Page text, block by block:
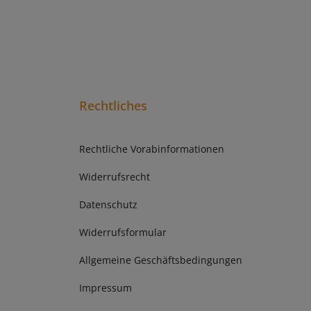
Rechtliches
Rechtliche Vorabinformationen
Widerrufsrecht
Datenschutz
Widerrufsformular
Allgemeine Geschäftsbedingungen
Impressum